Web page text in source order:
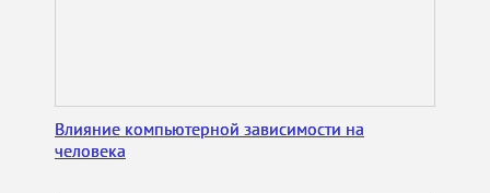
Влияние компьютерной зависимости на
человека